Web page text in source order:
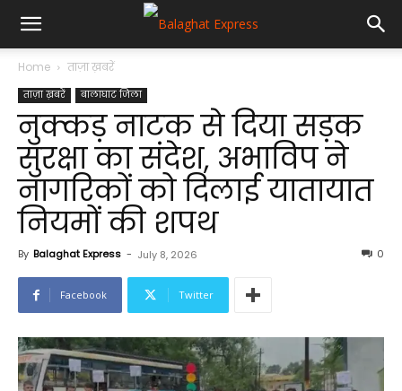
Home ताज़ा ख़बरें
ताज़ा ख़बरें बालाघाट जिला
नुक्कड़ नाटक से दिया सड़क
सुरक्षा का संदेश, अभाविप ने
नागरिकों को दिलाई यातायात
नियमों की शपथ
By Balaghat Express - July 8, 2026 0
Facebook Twitter